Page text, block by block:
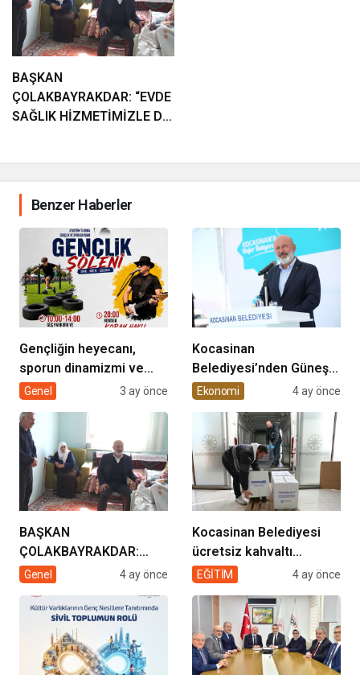
BAŞKAN
ÇOLAKBAYRAKDAR: “EVDE
SAĞLIK HİZMETİMİZLE DE
Benzer Haberler
Gençliğin heyecanı,
sporun dinamizmi ve
müziğin coşkusu
geliyor!
Genel 3 ay önce
Kocasinan
Belediyesi’nden Güneş
Enerjisi Hamlesi
Ekonomi 4 ay önce
BAŞKAN
ÇOLAKBAYRAKDAR:
“EVDE SAĞLIK
GÖNÜLLERE
DOKUNUYORUZ”
Genel 4 ay önce
Kocasinan Belediyesi
ücretsiz kahvaltı
desteği projesi
EĞİTİM 4 ay önce